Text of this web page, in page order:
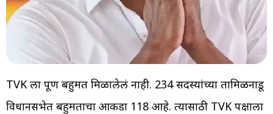
TVK ला पूर्ण बहुमत मिळालेलं नाही. 234 सदस्यांच्या तामिळनाडू
विधानसभेत बहुमताचा आकडा 118 आहे. त्यासाठी TVK पक्षाला